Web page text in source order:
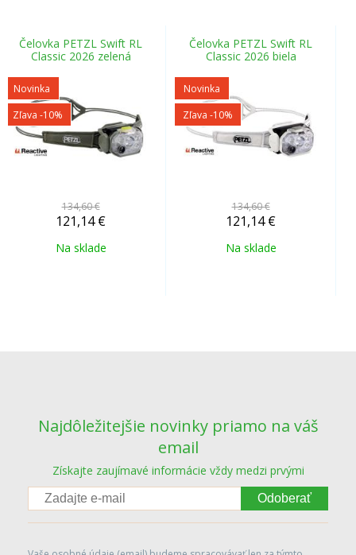
Čelovka PETZL Swift RL
Classic 2026 zelená
Novinka
Zľava -10%
134,60 €
121,14 €
Na sklade
Čelovka PETZL Swift RL
Classic 2026 biela
Novinka
Zľava -10%
134,60 €
121,14 €
Na sklade
Najdôležitejšie novinky priamo na váš
email
Získajte zaujímavé informácie vždy medzi prvými
Odoberať